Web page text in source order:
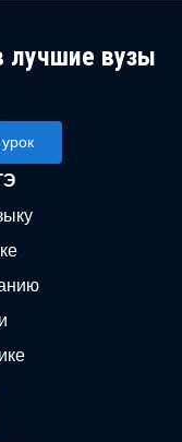
лучшие вузы